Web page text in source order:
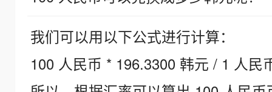
我们可以用以下公式进行计算：
100 人民币 * 196.3300 韩元 / 1 人民